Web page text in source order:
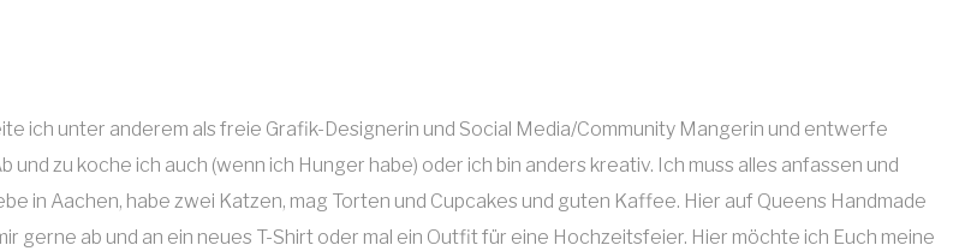
ich unter anderem als freie Grafik-Designerin und Social Media/Community Mangerin und entwerfe
zu koche ich auch (wenn ich Hunger habe) oder ich bin anders kreativ. Ich muss alles anfassen und
in Aachen, habe zwei Katzen, mag Torten und Cupcakes und guten Kaffee. Hier auf Queens Handmade
gerne ab und an ein neues T-Shirt oder mal ein Outfit für eine Hochzeitsfeier. Hier möchte ich Euch meine